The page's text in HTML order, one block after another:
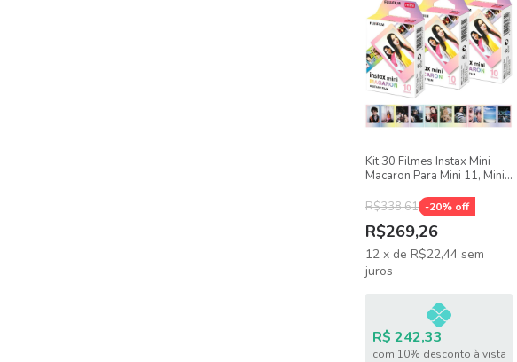
Kit 30 Filmes Instax Mini
Macaron Para Mini 11, Mini
R$338,61 -20% off
R$269,26
12 x de R$22,44 sem
juros
R$ 242,33
com 10% desconto à vista